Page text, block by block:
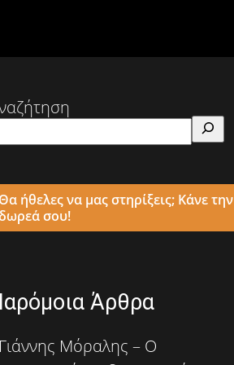
ήθελες να μας στηρίξεις; Κάνε την
σου!
Άρθρα
Μόραλης – Ο